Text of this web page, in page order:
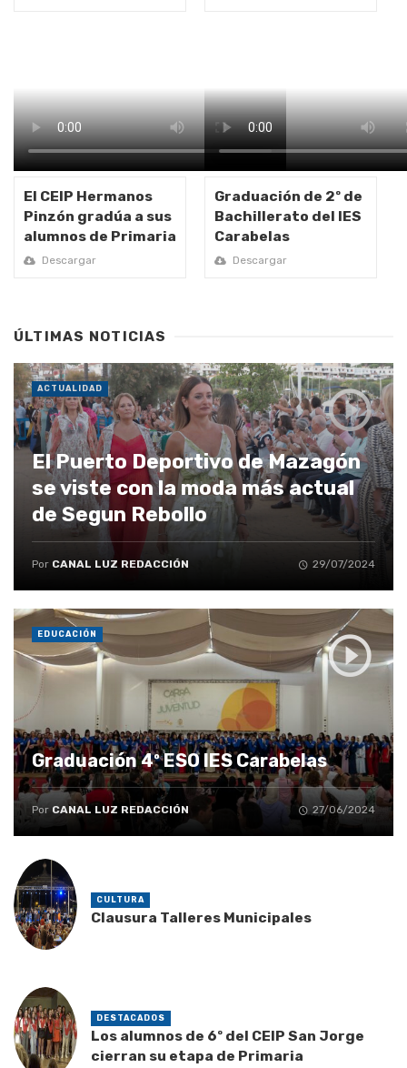
El CEIP Hermanos
Pinzón gradúa a sus
alumnos de Primaria
Descargar
Graduación de 2º de
Bachillerato del IES
Carabelas
Descargar
ÚLTIMAS NOTICIAS
El Puerto Deportivo de Mazagón
se viste con la moda más actual
de Segun Rebollo
Por CANAL LUZ REDACCIÓN 29/07/2024
ACTUALIDAD
Graduación 4º ESO IES Carabelas
Por CANAL LUZ REDACCIÓN 27/06/2024
EDUCACIÓN
CULTURA
Clausura Talleres Municipales
DESTACADOS
Los alumnos de 6º del CEIP San Jorge
cierran su etapa de Primaria